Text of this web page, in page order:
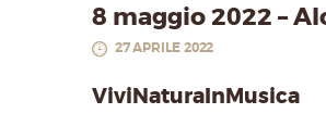
8 maggio 2022 –
27 APRILE 2022
ViviNaturaInMusica